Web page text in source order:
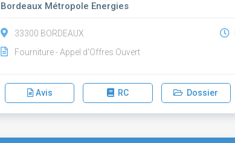
Bordeaux Métropole Energies
33300 BORDEAUX
Fourniture - Appel d'Offres Ouvert
Avis RC Dossier